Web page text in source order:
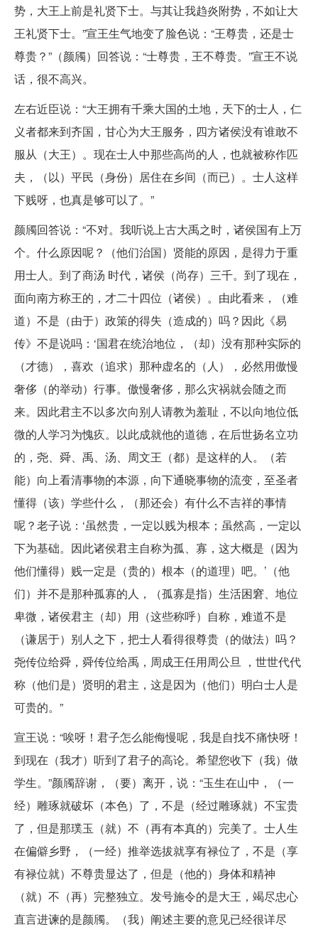
势，大王上前是礼贤下士。与其让我趋炎附势，不如让大
王礼贤下士。”宣王生气地变了脸色说：“王尊贵，还是士
尊贵？”（颜斶）回答说：“士尊贵，王不尊贵。”宣王不说
话，很不高兴。
左右近臣说：“大王拥有千乘大国的土地，天下的士人，仁
义者都来到齐国，甘心为大王服务，四方诸侯没有谁敢不
服从（大王）。现在士人中那些高尚的人，也就被称作匹
夫，（以）平民（身份）居住在乡间（而已）。士人这样
下贱呀，也真是够可以了。”
颜斶回答说：“不对。我听说上古大禹之时，诸侯国有上万
个。什么原因呢？（他们治国）贤能的原因，是得力于重
用士人。到了商汤 时代，诸侯（尚存）三千。到了现在，
面向南方称王的，才二十四位（诸侯）。由此看来，（难
道）不是（由于）政策的得失（造成的）吗？因此《易
传》不是说吗：‘国君在统治地位，（却）没有那种实际的
（才德），喜欢（追求）那种虚名的（人），必然用傲慢
奢侈（的举动）行事。傲慢奢侈，那么灾祸就会随之而
来。因此君主不以多次向别人请教为羞耻，不以向地位低
微的人学习为愧疚。以此成就他的道德，在后世扬名立功
的，尧、舜、禹、汤、周文王（都）是这样的人。（若
能）向上看清事物的本源，向下通晓事物的流变，至圣者
懂得（该）学些什么，（那还会）有什么不吉祥的事情
呢？老子说：‘虽然贵，一定以贱为根本；虽然高，一定以
下为基础。因此诸侯君主自称为孤、寡，这大概是（因为
他们懂得）贱一定是（贵的）根本（的道理）吧。’（他
们）并不是那种孤寡的人，（孤寡是指）生活困窘、地位
卑微，诸侯君主（却）用（这些称呼）自称，难道不是
（谦居于）别人之下，把士人看得很尊贵（的做法）吗？
尧传位给舜，舜传位给禹，周成王任用周公旦 ，世世代代
称（他们是）贤明的君主，这是因为（他们）明白士人是
可贵的。”
宣王说：“唉呀！君子怎么能侮慢呢，我是自找不痛快呀！
到现在（我才）听到了君子的高论。希望您收下（我）做
学生。”颜斶辞谢，（要）离开，说：“玉生在山中，（一
经）雕琢就破坏（本色）了，不是（经过雕琢就）不宝贵
了，但是那璞玉（就）不（再有本真的）完美了。士人生
在偏僻乡野，（一经）推举选拔就享有禄位了，不是（享
有禄位就）不尊贵显达了，但是（他的）身体和精神
（就）不（再）完整独立。发号施令的是大王，竭尽忠心
直言进谏的是颜斶。（我）阐述主要的意见已经很详尽